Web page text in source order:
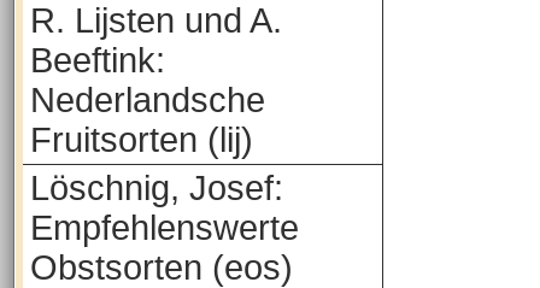
R. Lijsten und A.
Beeftink:
Nederlandsche
Fruitsorten (lij)
Löschnig, Josef:
Empfehlenswerte
Obstsorten (eos)